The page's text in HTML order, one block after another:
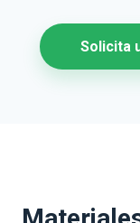
Solicita